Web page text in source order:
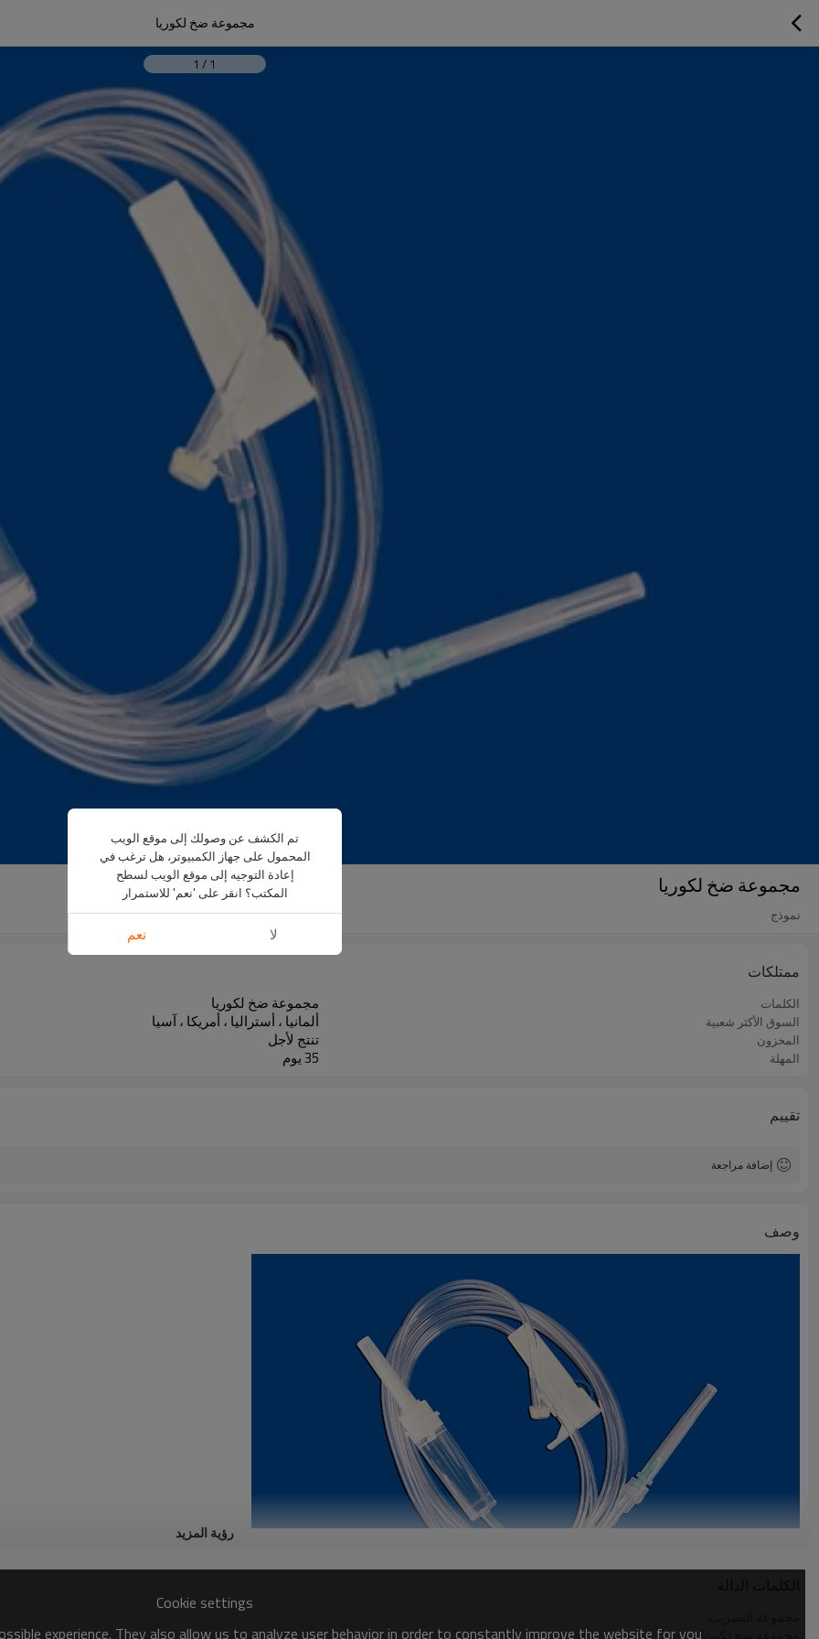
مجموعة ضخ لكوريا
1
/
1
مجموعة ضخ لكوريا
نموذج BQ190019
ممتلكات
الكلمات مجموعة ضخ لكوريا
السوق الأكثر شعبية ألمانيا ، أستراليا ، أمريكا ، آسيا
المخزون تنتج لأجل
المهلة 35 يوم
تقييم
إضافة مراجعة
وصف
رؤية المزيد
مجموعة ضخ لكوريا
Cookie settings
experience. They also allow us to analyze user behavior in order to constantly improve the website for you.
تم الكشف عن وصولك إلى موقع الويب
المحمول على جهاز الكمبيوتر، هل ترغب في
إعادة التوجيه إلى موقع الويب لسطح
المكتب؟ انقر على 'نعم' للاستمرار
لا نعم